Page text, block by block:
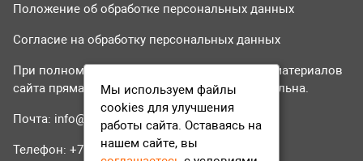
Положение об обработке персональных данных
Согласие на обработку персональных данных
При полном или частичном использовании материалов
сайта прямая гиперссылка на tvr24.tv обязательна.
Почта: info@tvr24.tv
Телефон: +7 (496) 551-04-95
Мы используем файлы
cookies для улучшения
работы сайта. Оставаясь на
нашем сайте, вы